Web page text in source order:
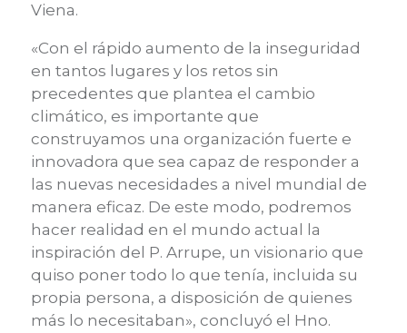
Viena.
«Con el rápido aumento de la inseguridad
en tantos lugares y los retos sin
precedentes que plantea el cambio
climático, es importante que
construyamos una organización fuerte e
innovadora que sea capaz de responder a
las nuevas necesidades a nivel mundial de
manera eficaz. De este modo, podremos
hacer realidad en el mundo actual la
inspiración del P. Arrupe, un visionario que
quiso poner todo lo que tenía, incluida su
propia persona, a disposición de quienes
más lo necesitaban», concluyó el Hno.